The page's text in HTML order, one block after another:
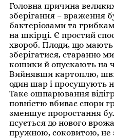
Головна причина
зберігання – враження
бактеріозами та
на шкірці. Є простий
хвороб. Плоди, що мають
зберігатися, старанно
кошики й опускають на
Вийнявши картоплю,
один шар і просушують
Таке ошпарювання
повністю вбиває спори
зменшує проростання
псується до нового
пружною, соковитою, не